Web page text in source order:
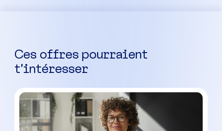
Ces offres pourraient
t’intéresser